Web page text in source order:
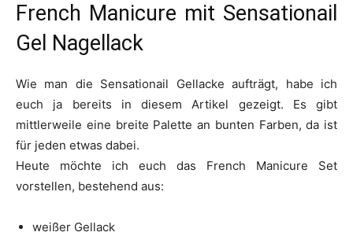
French Manicure mit Sensationail
Gel Nagellack
Wie man die Sensationail Gellacke aufträgt, habe ich
euch ja bereits in diesem Artikel gezeigt. Es gibt
mittlerweile eine breite Palette an bunten Farben, da ist
für jeden etwas dabei.
Heute möchte ich euch das French Manicure Set
vorstellen, bestehend aus:
weißer Gellack